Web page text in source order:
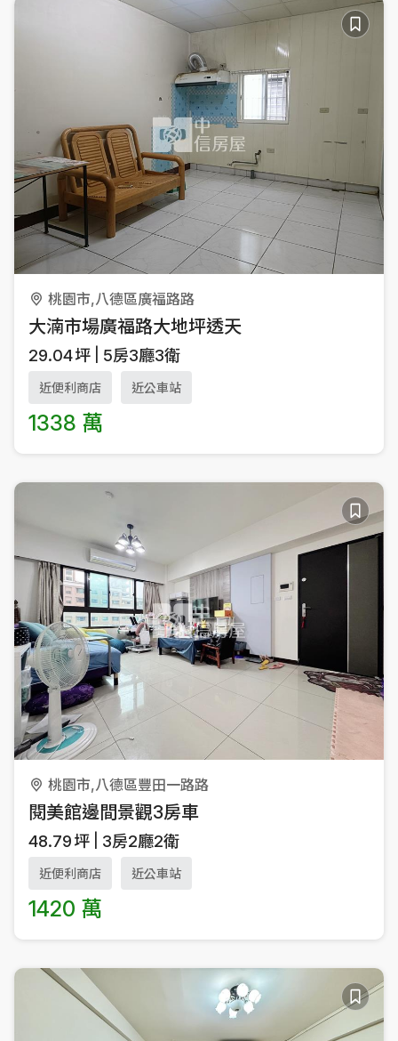
桃園市,八德區廣福路路
大湳市場廣福路大地坪透天
29.04坪 5房3廳3衛
近便利商店 近公車站
1338 萬
桃園市,八德區豐田一路路
閱美館邊間景觀3房車
48.79坪 3房2廳2衛
近便利商店 近公車站
1420 萬